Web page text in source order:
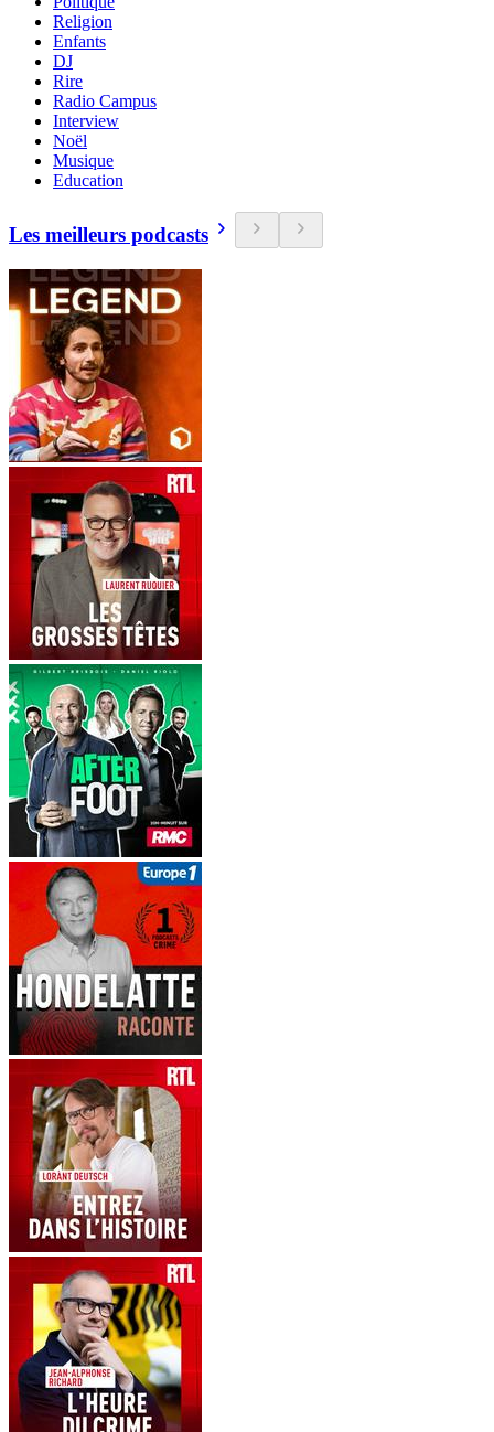
Religion
Enfants
DJ
Rire
Radio Campus
Interview
Noël
Musique
Education
Les meilleurs podcasts